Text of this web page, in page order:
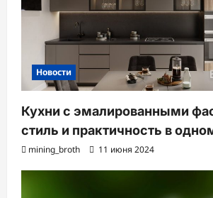
Новости
Кухни с эмалированными
стиль и практичность в
mining_broth 11 июня 2024